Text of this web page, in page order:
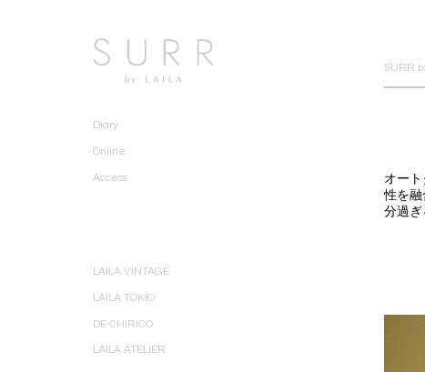
Diary
Online
Access
LAILA VINTAGE
LAILA TOKIO
DE CHIRICO
LAILA ATELIER
SURR
オー
性を
分過ぎ